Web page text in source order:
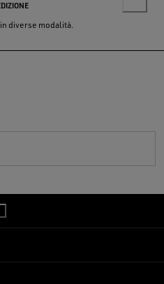
diverse modalità.